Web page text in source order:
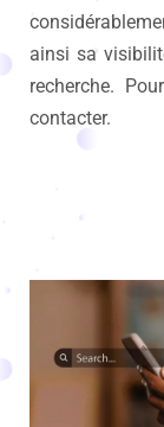
ainsi sa
recherche.
contacter.